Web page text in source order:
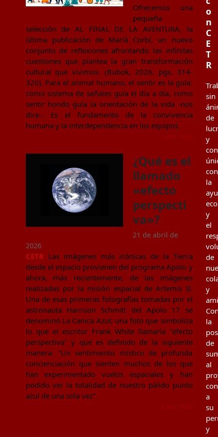
Ofrecemos una
pequeña
selección de AL FINAL DE LA AVENTURA, la
última publicación de Marià Corbí, un nuevo
conjunto de reflexiones afrontando las infinitas
cuestiones que plantea la gran transformación
cultural que vivimos. (Bubok, 2026. pgs. 314-
320). Para el animal humano, el sentir es la guía:
como sistema de señales guía el día a día, como
sentir hondo guía la orientación de la vida -nos
dice-. Es el fundamento de la convivencia
humana y la interdependencia en los equipos.
¿Qué es el
llamado
«efecto
perspecti
va»?
21 de abril de
2026
CETRLas imágenes más icónicas de la Tierra
desde el espacio provienen del programa Apolo y
ahora, más recientemente, de las imágenes
realizadas por la misión espacial de Artemis II.
Una de esas primeras fotografías tomadas por el
astronauta Harrison Schmitt del Apolo 17 se
denominó La Canica Azul; una foto que simboliza
lo que el escritor Frank White llamaría "efecto
perspectiva" y que es definido de la siguiente
manera: "Un sentimiento místico de profunda
concienciación que sienten muchos de los que
han experimentado vuelos espaciales y han
podido ver la totalidad de nuestro pálido punto
azul de una sola vez".
o
n
C
E
T
R
sin
de
y
con
la
y
el
de
y
la
de
al
a
su
y